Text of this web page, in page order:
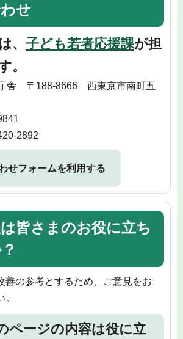
せ
、 子ども若者応援課が担
。
舎 〒188-8666 西東京市南町五
2892
せフォームを利用する
皆さまのお役に立ち
善の参考とするため、ご意見をお
ページの内容は役に立